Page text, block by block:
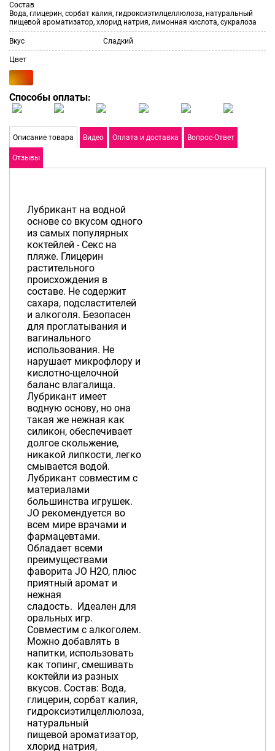
Состав
Вода, глицерин, сорбат калия, гидроксиэтилцеллюлоза, натуральный
пищевой ароматизатор, хлорид натрия, лимонная кислота, сукралоза
Вкус Сладкий
Цвет
Способы оплаты:
Описание товара Видео Оплата и доставка Вопрос-Ответ
Отзывы
Лубрикант на водной
основе со вкусом одного
из самых популярных
коктейлей - Секс на
пляже. Глицерин
растительного
происхождения в
составе. Не содержит
сахара, подсластителей
и алкоголя. Безопасен
для проглатывания и
вагинального
использования. Не
нарушает микрофлору и
кислотно-щелочной
баланс влагалища.
Лубрикант имеет
водную основу, но она
такая же нежная как
силикон, обеспечивает
долгое скольжение,
никакой липкости, легко
смывается водой.
Лубрикант совместим с
материалами
большинства игрушек.
JO рекомендуется во
всем мире врачами и
фармацевтами.
Обладает всеми
преимуществами
фаворита JO H2O, плюс
приятный аромат и
нежная
сладость. Идеален для
оральных игр.
Совместим с алкоголем.
Можно добавлять в
напитки, использовать
как топинг, смешивать
коктейли из разных
вкусов. Состав: Вода,
глицерин, сорбат калия,
гидроксиэтилцеллюлоза,
натуральный
пищевой ароматизатор,
хлорид натрия,